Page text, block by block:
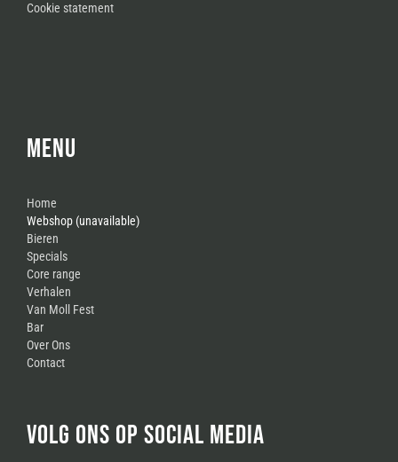
Cookie statement
MENU
Home
Webshop (unavailable)
Bieren
Specials
Core range
Verhalen
Van Moll Fest
Bar
Over Ons
Contact
VOLG ONS OP SOCIAL MEDIA